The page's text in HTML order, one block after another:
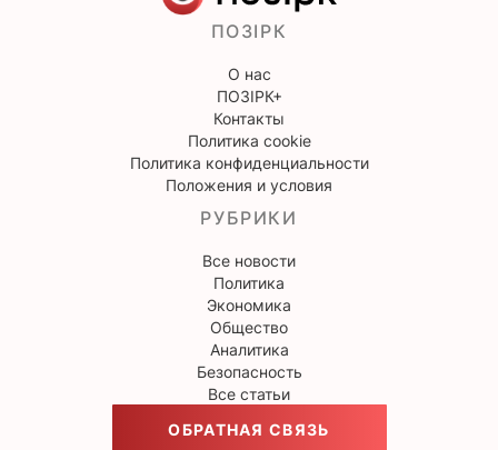
ПОЗІРК
О нас
ПОЗІРК+
Контакты
Политика cookie
Политика конфиденциальности
Положения и условия
РУБРИКИ
Все новости
Политика
Экономика
Общество
Аналитика
Безопасность
Все статьи
ОБРАТНАЯ СВЯЗЬ